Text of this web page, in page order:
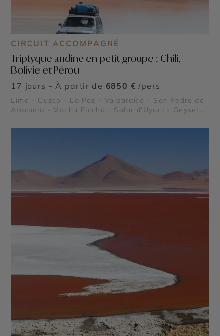
CIRCUIT ACCOMPAGNÉ
Triptyque andine en petit groupe : Chili,
Bolivie et Pérou
17 jours - À partir de 6850 € /pers
Lima - Cuzco - La Paz - Valparaíso - San Pedro de
Atacama - Machu Picchu - Salar d'Uyuni - Geysers